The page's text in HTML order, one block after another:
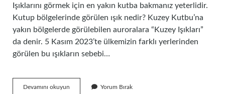
Işıklarını görmek için en yakın kutba bakmanız yeterlidir.
Kutup bölgelerinde görülen ışık nedir? Kuzey Kutbu’na
yakın bölgelerde görülebilen auroralara “Kuzey Işıkları”
da denir. 5 Kasım 2023’te ülkemizin farklı yerlerinden
görülen bu ışıkların sebebi…
Devamını okuyun Yorum Bırak